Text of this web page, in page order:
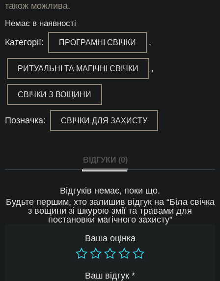
також можлива.
Немає в наявності
Категорії: ПРОГРАМНІ СВІЧКИ ,
РИТУАЛЬНІ ТА МАГІЧНІ СВІЧКИ ,
СВІЧКИ З ВОЩИНИ
Позначка: СВІЧКИ ДЛЯ ЗАХИСТУ
ВІДГУКИ (0)
Відгуків немає, поки що.
Будьте першим, хто залишив відгук на “Біла свічка
з вощини зі шкурою змії та травами для
постановки магічного захисту”
Ваша оцінка
Ваш відгук *